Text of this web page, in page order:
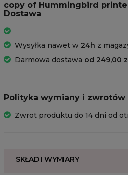
copy of Hummingbird
Dostawa
Wysyłka nawet w 24h z
Darmowa dostawa od 249,00
Polityka wymiany i zwrotów
Zwrot produktu do 14 dni od
SKŁAD I WYMIARY